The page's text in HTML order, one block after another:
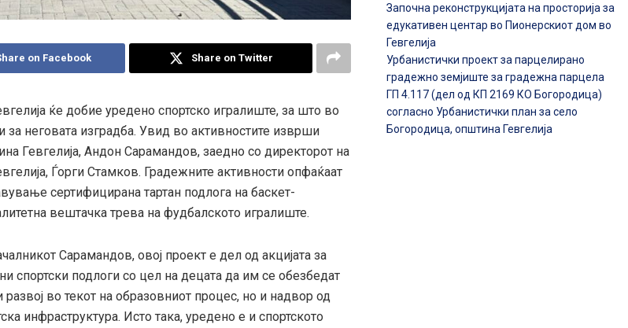
on Facebook Share on Twitter
ќе добие уредено спортско игралиште, за што во
за неговата изградба. Увид во активностите изврши
Гевгелија, Андон Сарамандов, заедно со директорот на
Ѓорги Стамков. Градежните активности опфаќаат
сертифицирана тартан подлога на баскет-
вештачка трева на фудбалското игралиште.
Сарамандов, овој проект е дел од акцијата за
спортски подлоги со цел на децата да им се обезбедат
во текот на образовниот процес, но и надвор од
инфраструктура. Исто така, уредено е и спортското
Започна реконструкцијата на просторија за
едукативен центар во Пионерскиот дом во
Гевгелија
Урбанистички проект за парцелирано
градежно земјиште за градежна парцела
ГП 4.117 (дел од КП 2169 КО Богородица)
согласно Урбанистички план за село
Богородица, општина Гевгелија